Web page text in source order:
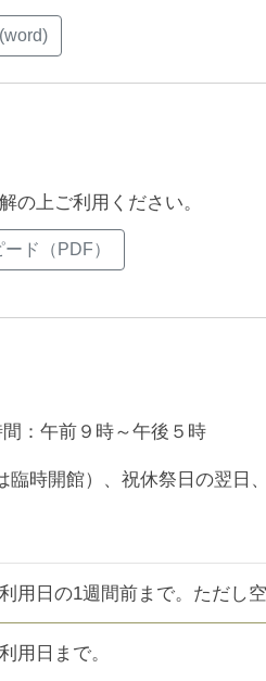
の上ご利用ください。
ド（PDF）
：午前９時～午後５時
時開館）、祝休祭日の翌日
用日の1週間前まで。ただし
用日まで。